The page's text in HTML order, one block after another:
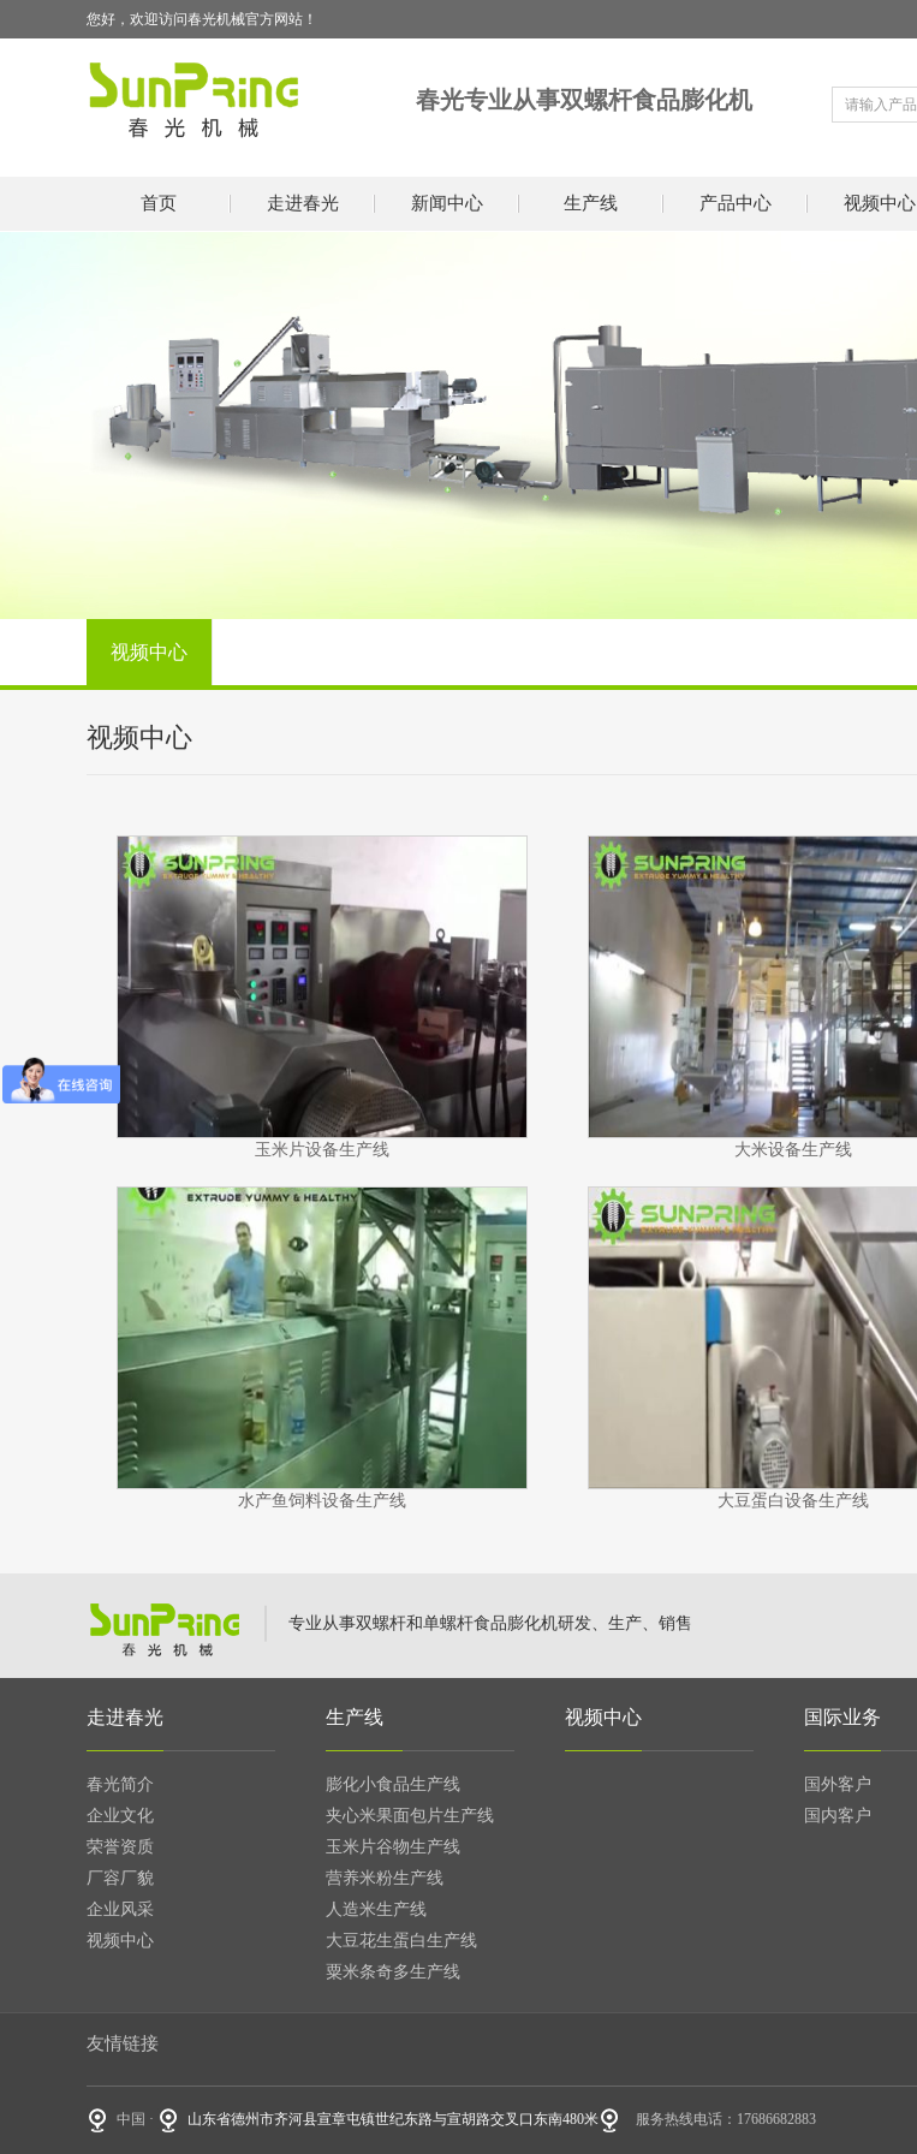
您好，欢迎访问春光机械官方网站！
春光专业从事双螺杆食品膨化机
首页 走进春光 新闻中心 生产线 产品中心 视频中心
视频中心
视频中心
玉米片设备生产线 大米设备生产线
水产鱼饲料设备生产线 大豆蛋白设备生产线
专业从事双螺杆和单螺杆食品膨化机研发、生产、销售
走进春光
春光简介
企业文化
荣誉资质
厂容厂貌
企业风采
视频中心
生产线
膨化小食品生产线
夹心米果面包片生产线
玉米片谷物生产线
营养米粉生产线
人造米生产线
大豆花生蛋白生产线
粟米条奇多生产线
视频中心 国际业务
国外客户
国内客户
友情链接
中国 · 山东省德州市齐河县宣章屯镇世纪东路与宣胡路交叉口东南480米 服务热线电话：17686682883